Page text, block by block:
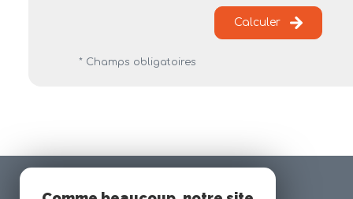
Calculer
* Champs obligatoires